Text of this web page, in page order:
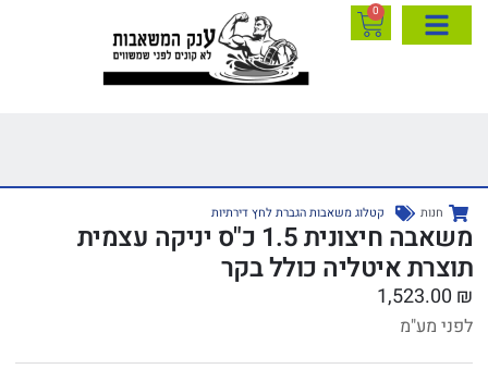
0
חנות קטלוג משאבות הגברת לחץ דירתיות
משאבה חיצונית 1.5 כ"ס יניקה עצמית
תוצרת איטליה כולל בקר
1,523.00 ₪
לפני מע"מ